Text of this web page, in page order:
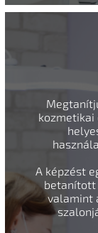
kozmetikai
A képzést
betanított
valamint